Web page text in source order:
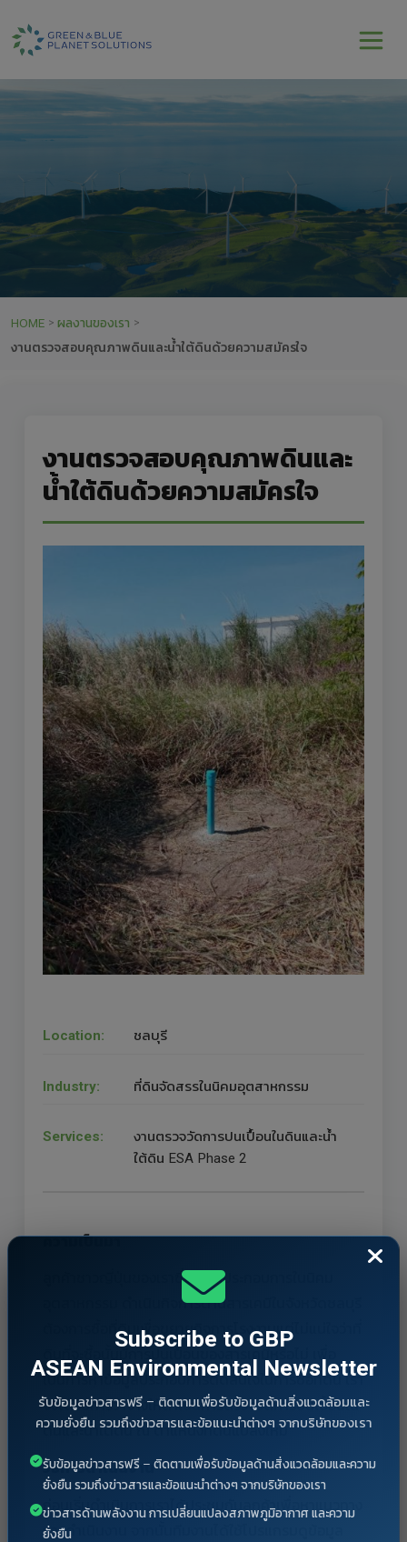
HOME > ผลงานของเรา >
งานตรวจสอบคุณภาพดินและน้ำใต้ดินด้วยความสมัครใจ
งานตรวจสอบคุณภาพดินและ
น้ำใต้ดินด้วยความสมัครใจ
Location: ชลบุรี
Industry: ที่ดินจัดสรรในนิคมอุตสาหกรรม
Services:
งานตรวจวัดการปนเปื้อนในดินและน้ำ
ใต้ดิน ESA Phase 2
ความเป็นมา
ลูกค้าชาวญี่ปุ่นของเราซึ่งเป็นผู้ประกอบการในนิคม
อุตสาหกรรม ดำเนินกิจการด้านสารเคมีในจังหวัดชลบุรี
ต้องการซื้อที่ดินเพื่อขยายกิจการโรงงานแต่ไม่แน่ใจว่าที่
เป็นการหาข้อมูลประกอบการตัดสินใจในการซื้อที่ดิน เรา
จึงได้รับการว่าจ้างให้ดำเนินการตรวจวัดการปนเปื้อนใน
ดินและน้ำใต้ดิน ณ ตำแหน่งที่ดินแปลงใหม่
วิธีการดำเนินงาน
ก่อนเริ่มดำเนินการเราได้ประชุมกับลูกค้าเพื่อหาแนวทาง
การดำเนินงาน จากนั้นทีมงานได้ใช้โปรแกรมดูข้อมูล
Subscribe to GBP
ASEAN Environmental Newsletter
รับข้อมูลข่าวสารฟรี – ติดตามเพื่อรับข้อมูลด้านสิ่งแวดล้อมและ
ความยั่งยืน รวมถึงข่าวสารและข้อแนะนำต่างๆ จากบริษัทของเรา
รับข้อมูลข่าวสารฟรี – ติดตามเพื่อรับข้อมูลด้านสิ่งแวดล้อมและความ
ยั่งยืน รวมถึงข่าวสารและข้อแนะนำต่างๆ จากบริษัทของเรา
ข่าวสารด้านพลังงาน การเปลี่ยนแปลงสภาพภูมิอากาศ และความ
ยั่งยืน